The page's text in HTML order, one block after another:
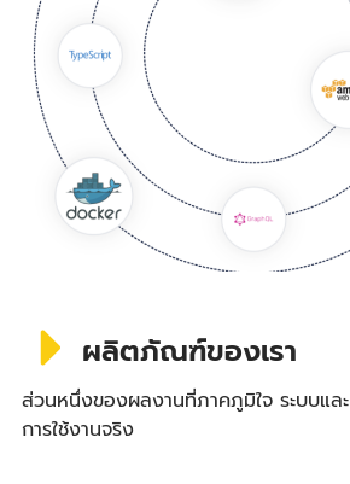
ผลิตภัณฑ์ของเรา
ส่วนหนึ่งของผลงานที่ภาคภูมิใจ ระบบแล
การใช้งานจริง